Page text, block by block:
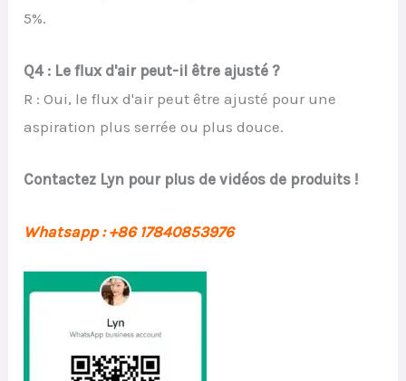
5%.
Q4 : Le flux d'air peut-il être ajusté ?
R : Oui, le flux d'air peut être ajusté pour une
aspiration plus serrée ou plus douce.
Contactez Lyn pour plus de vidéos de produits !
Whatsapp : +86 17840853976